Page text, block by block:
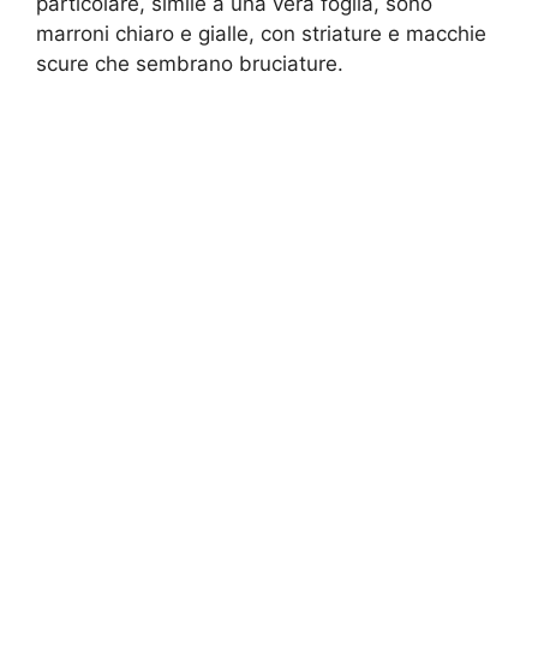
marroni chiaro e gialle, con striature e macchie
scure che sembrano bruciature.